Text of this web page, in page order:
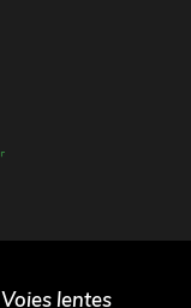
lentes